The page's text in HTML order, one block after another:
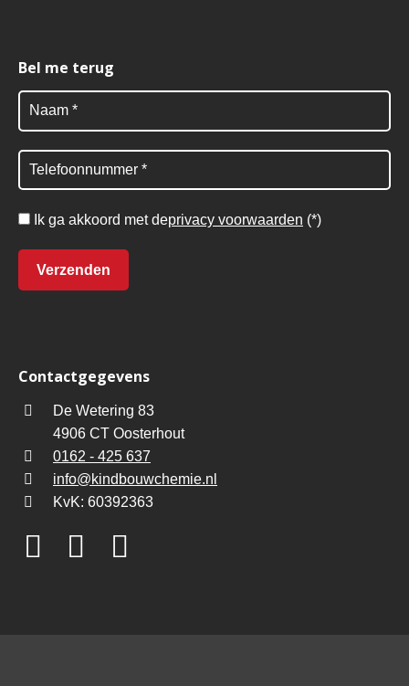
Bel me terug
Ik ga akkoord met deprivacy voorwaarden (*)
Contactgegevens
De Wetering 83
4906 CT Oosterhout
0162 - 425 637
info@kindbouwchemie.nl
KvK: 60392363